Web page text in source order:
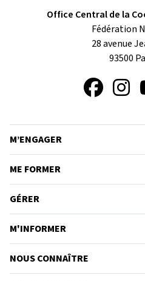
Office Central de la
Fédération
28 avenue
93500
Facebook
M’ENGAGER
ME FORMER
GÉRER
M'INFORMER
NOUS CONNAÎTRE